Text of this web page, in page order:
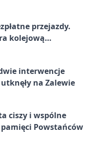
przejazdy.
kolejową
interwencje
na Zalewie
ciszy i wspólne
Powstańców